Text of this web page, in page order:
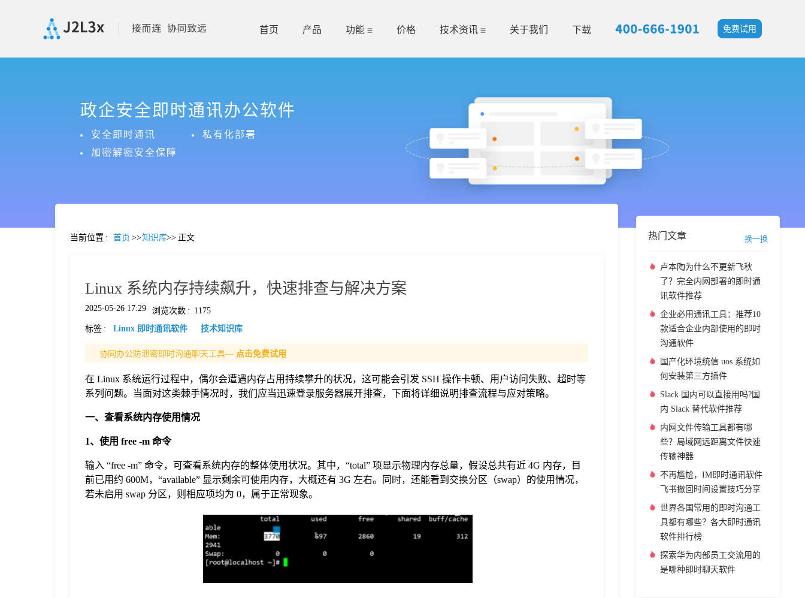
首页 产品 功能 价格 技术资讯 关于我们 下载 免费试用
政企安全即时通讯办公软件
安全即时通讯
私有化部署
加密解密安全保障
当前位置 : 首页 >>知识库>> 正文
Linux 系统内存持续飙升，快速排查与解决方案
2025-05-26 17:29 浏览次数 : 1175
标签 : Linux 即时通讯软件 技术知识库
协同办公防泄密即时沟通聊天工具— 点击免费试用
在 Linux 系统运行过程中，偶尔会遭遇内存占用持续攀升的状况，这可能会引发 SSH 操作卡顿、用户访问失败、超时等
系列问题。当面对这类棘手情况时，我们应当迅速登录服务器展开排查，下面将详细说明排查流程与应对策略。
一、查看系统内存使用情况
1、使用 free -m 命令
输入 “free -m” 命令，可查看系统内存的整体使用状况。其中，“total” 项显示物理内存总量，假设总共有近 4G 内存，目
前已用约 600M，“available” 显示剩余可使用内存，大概还有 3G 左右。同时，还能看到交换分区（swap）的使用情况，
若未启用 swap 分区，则相应项均为 0，属于正常现象。
热门文章 换一换
卢本陶为什么不更新飞秋
了？完全内网部署的即时通
讯软件推荐
企业必用通讯工具：推荐10
款适合企业内部使用的即时
沟通软件
国产化环境统信 uos 系统如
何安装第三方插件
Slack 国内可以直接用吗?国
内 Slack 替代软件推荐
内网文件传输工具都有哪
些？局域网远距离文件快速
传输神器
不再尴尬，IM即时通讯软件
飞书撤回时间设置技巧分享
世界各国常用的即时沟通工
具都有哪些？各大即时通讯
软件排行榜
探索华为内部员工交流用的
是哪种即时聊天软件